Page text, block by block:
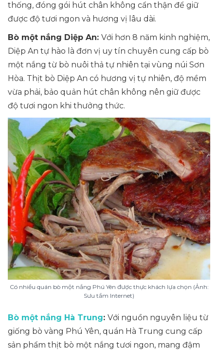
thống, đóng gói hút chân không cẩn thận để giữ
được độ tươi ngon và hương vị lâu dài.
Bò một nắng Diệp An: Với hơn 8 năm kinh nghiệm,
Diệp An tự hào là đơn vị uy tín chuyên cung cấp bò
một nắng từ bò nuôi thả tự nhiên tại vùng núi Sơn
Hòa. Thịt bò Diệp An có hương vị tự nhiên, độ mềm
vừa phải, bảo quản hút chân không nên giữ được
độ tươi ngon khi thưởng thức.
Có nhiều quán bò một nắng Phú Yên được thực khách lựa chọn (Ảnh:
Sưu tầm Internet)
Bò một nắng Hà Trung: Với nguồn nguyên liệu từ
giống bò vàng Phú Yên, quán Hà Trung cung cấp
sản phẩm thịt bò một nắng tươi ngon, mang đậm